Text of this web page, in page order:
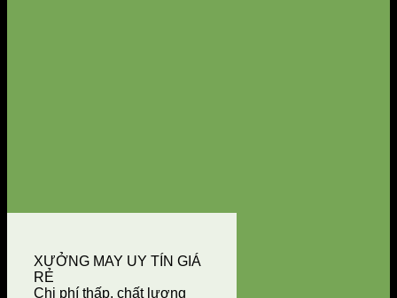
XƯỞNG MAY UY TÍN GIÁ
RẺ
Chi phí thấp, chất lượng